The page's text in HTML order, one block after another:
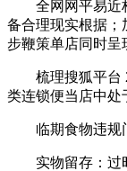
全网网平易近构
备合理现实根据；
步鞭策单店同时呈
梳理搜狐平台 2
类连锁便当店中处
临期食物违规门
实物留存：过时